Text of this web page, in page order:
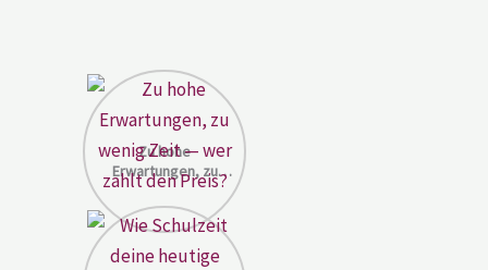
Zu hohe
Erwartungen, zu
wenig Zeit — wer
zahlt den Preis?